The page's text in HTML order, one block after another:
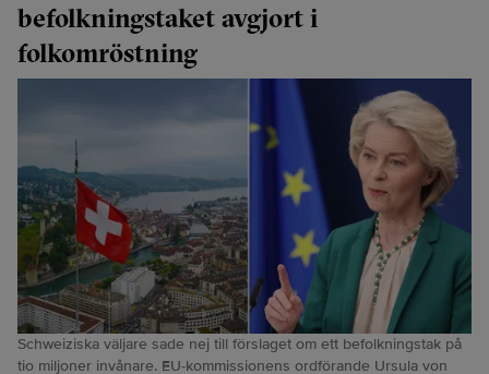
befolkningstaket avgjort i
folkomröstning
Schweiziska väljare sade nej till förslaget om ett befolkningstak på
tio miljoner invånare. EU-kommissionens ordförande Ursula von